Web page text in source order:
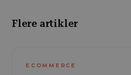
Flere artikler
ECOMMERCE